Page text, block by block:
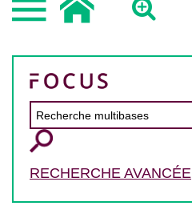
RECHERCHE AVANCÉE